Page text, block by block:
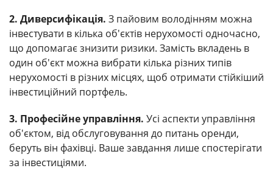
2. Диверсифікація. З пайовим володінням можна
інвестувати в кілька об'єктів нерухомості одночасно,
що допомагає знизити ризики. Замість вкладень в
один об'єкт можна вибрати кілька різних типів
нерухомості в різних місцях, щоб отримати стійкіший
інвестиційний портфель.
3. Професійне управління. Усі аспекти управління
об'єктом, від обслуговування до питань оренди,
беруть він фахівці. Ваше завдання лише спостерігати
за інвестиціями.